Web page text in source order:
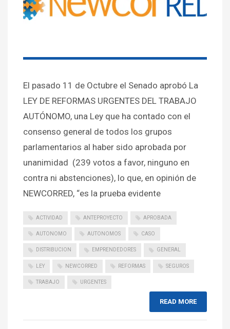
El pasado 11 de Octubre el Senado aprobó La
LEY DE REFORMAS URGENTES DEL TRABAJO
AUTÓNOMO, una Ley que ha contado con el
consenso general de todos los grupos
parlamentarios al haber sido aprobada por
unanimidad (239 votos a favor, ninguno en
contra ni abstenciones), lo que, en opinión de
NEWCORRED, “es la prueba evidente
ACTIVIDAD ANTEPROYECTO APROBADA
AUTONOMO AUTONOMOS CASO
DISTRIBUCION EMPRENDEDORES GENERAL
LEY NEWCORRED REFORMAS SEGUROS
TRABAJO URGENTES
READ MORE